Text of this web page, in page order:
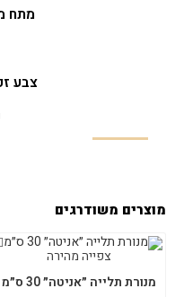
מתח
צבע
מוצרים משודרגים
צפייה מהירה
מנורת תלייה ״אניטה״ 30 ס״מ